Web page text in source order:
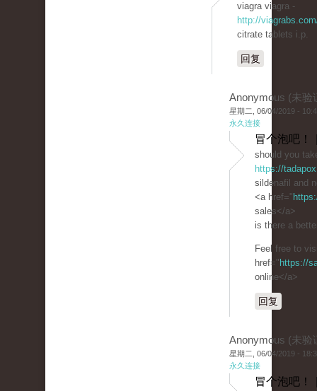
viagra viagra -
http://
citrate tablets i.p.
回复
Anonymous (未验
星期二, 06/04/2019 -
永久连接
冒个泡吧！
should you
https://
sildenafil and
<a href="
sales</a>
is there a
Feel free to
href=" https://
online</a>
回复
Anonymous (未验
星期二, 06/04/2019 -
永久连接
冒个泡吧！